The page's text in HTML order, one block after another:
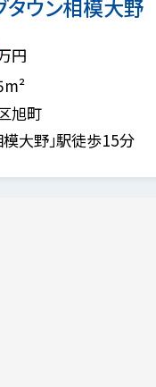
タウン相模大野
円
旭町
大野」駅徒歩15分